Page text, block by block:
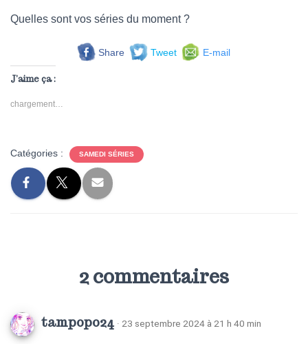
Quelles sont vos séries du moment ?
Share Tweet E-mail
J’aime ça :
chargement…
Catégories : SAMEDI SÉRIES
2 commentaires
tampopo24 · 23 septembre 2024 à 21 h 40 min